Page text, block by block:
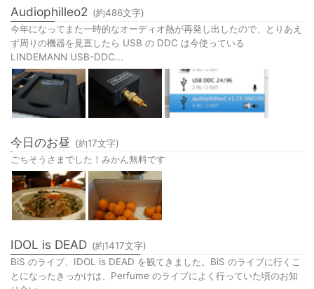
Audiophilleo2 (約486文字)
今年になってまた一時的なオーディオ熱が再発し出したので、とりあえ
ず周りの機器を見直したら USB の DDC は今使っている
LINDEMANN USB-DDC...
今日のお昼 (約17文字)
ごちそうさまでした！みかん無料です
IDOL is DEAD (約1417文字)
BiS のライブ、IDOL is DEAD を観てきました。BiS のライブに行くこ
とになったきっかけは、Perfume のライブによく行っていた頃のお知